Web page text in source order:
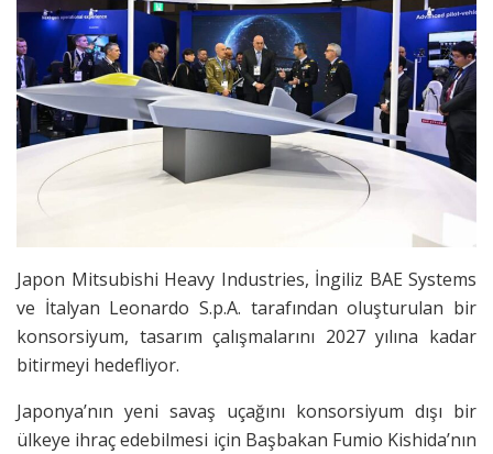
Japon Mitsubishi Heavy Industries, İngiliz BAE Systems
ve İtalyan Leonardo S.p.A. tarafından oluşturulan bir
konsorsiyum, tasarım çalışmalarını 2027 yılına kadar
bitirmeyi hedefliyor.
Japonya’nın yeni savaş uçağını konsorsiyum dışı bir
ülkeye ihraç edebilmesi için Başbakan Fumio Kishida’nın